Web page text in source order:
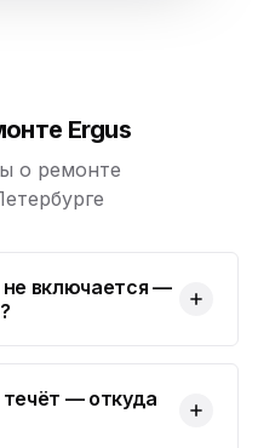
Всеволожск
Ergus
о ремонте
не включается —
— откуда